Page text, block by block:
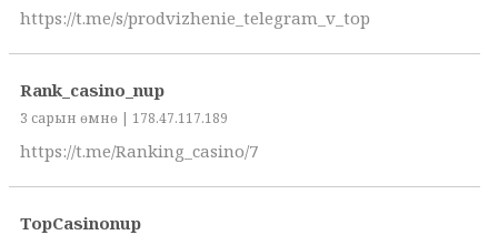
https://t.me/s/prodvizhenie_telegram_v_top
Rank_casino_nup
3 сарын өмнө | 178.47.117.189
https://t.me/Ranking_casino/7
TopCasinonup